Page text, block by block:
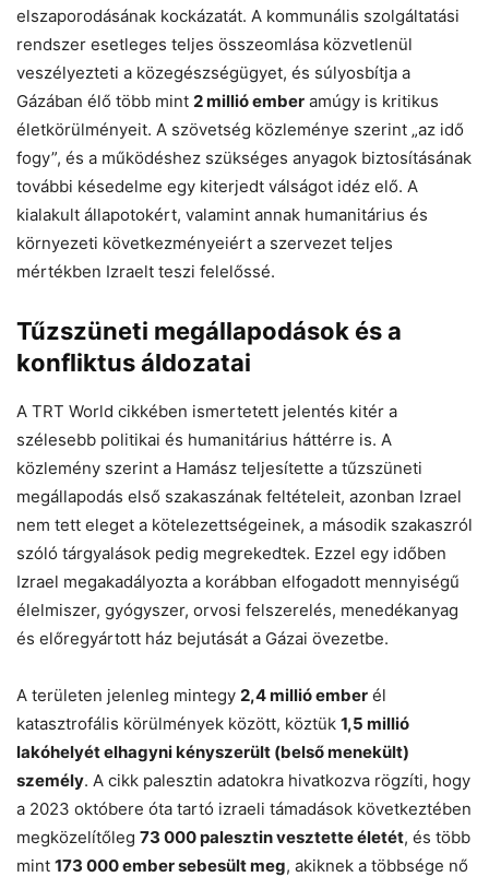
elszaporodásának kockázatát. A kommunális szolgáltatási
rendszer esetleges teljes összeomlása közvetlenül
veszélyezteti a közegészségügyet, és súlyosbítja a
Gázában élő több mint 2 millió ember amúgy is kritikus
életkörülményeit. A szövetség közleménye szerint „az idő
fogy”, és a működéshez szükséges anyagok biztosításának
további késedelme egy kiterjedt válságot idéz elő. A
kialakult állapotokért, valamint annak humanitárius és
környezeti következményeiért a szervezet teljes
mértékben Izraelt teszi felelőssé.
Tűzszüneti megállapodások és a
konfliktus áldozatai
A TRT World cikkében ismertetett jelentés kitér a
szélesebb politikai és humanitárius háttérre is. A
közlemény szerint a Hamász teljesítette a tűzszüneti
megállapodás első szakaszának feltételeit, azonban Izrael
nem tett eleget a kötelezettségeinek, a második szakaszról
szóló tárgyalások pedig megrekedtek. Ezzel egy időben
Izrael megakadályozta a korábban elfogadott mennyiségű
élelmiszer, gyógyszer, orvosi felszerelés, menedékanyag
és előregyártott ház bejutását a Gázai övezetbe.
A területen jelenleg mintegy 2,4 millió ember él
katasztrofális körülmények között, köztük 1,5 millió
lakóhelyét elhagyni kényszerült (belső menekült)
személy. A cikk palesztin adatokra hivatkozva rögzíti, hogy
a 2023 októbere óta tartó izraeli támadások következtében
megközelítőleg 73 000 palesztin vesztette életét, és több
mint 173 000 ember sebesült meg, akiknek a többsége nő